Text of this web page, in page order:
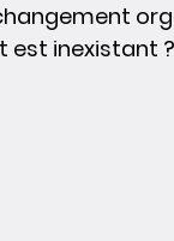
est inexistant ?